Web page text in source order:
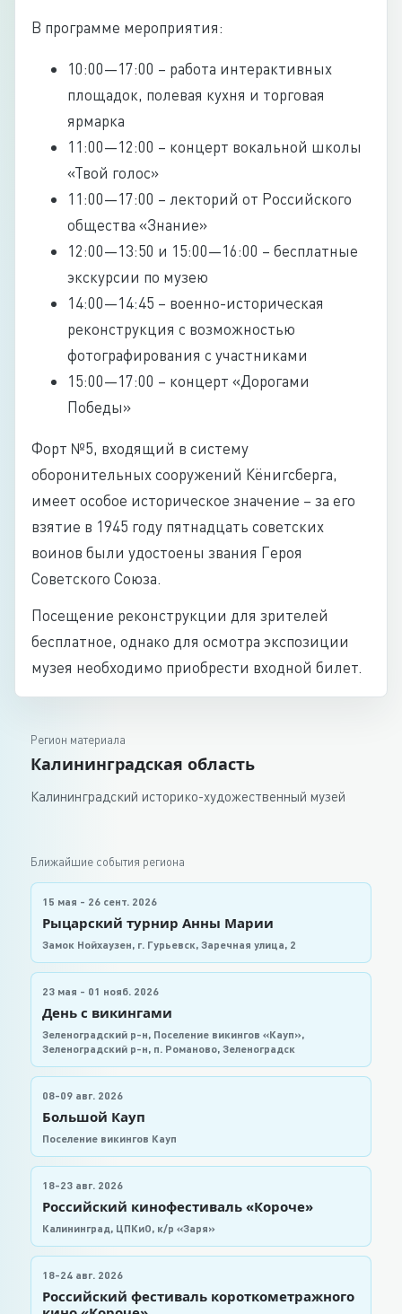
В программе мероприятия:
10:00—17:00 – работа интерактивных
площадок, полевая кухня и торговая
ярмарка
11:00—12:00 – концерт вокальной школы
«Твой голос»
11:00—17:00 – лекторий от Российского
общества «Знание»
12:00—13:50 и 15:00—16:00 – бесплатные
экскурсии по музею
14:00—14:45 – военно-историческая
реконструкция с возможностью
фотографирования с участниками
15:00—17:00 – концерт «Дорогами
Победы»
Форт №5, входящий в систему
оборонительных сооружений Кёнигсберга,
имеет особое историческое значение – за его
взятие в 1945 году пятнадцать советских
воинов были удостоены звания Героя
Советского Союза.
Посещение реконструкции для зрителей
бесплатное, однако для осмотра экспозиции
музея необходимо приобрести входной билет.
Регион материала
Калининградская область
Калининградский историко-художественный музей
Ближайшие события региона
15 мая - 26 сент. 2026
Рыцарский турнир Анны Марии
Замок Нойхаузен, г. Гурьевск, Заречная улица, 2
23 мая - 01 нояб. 2026
День с викингами
Зеленоградский р-н, Поселение викингов «Кауп»,
Зеленоградский р-н, п. Романово, Зеленоградск
08-09 авг. 2026
Большой Кауп
Поселение викингов Кауп
18-23 авг. 2026
Российский кинофестиваль «Короче»
Калининград, ЦПКиО, к/р «Заря»
18-24 авг. 2026
Российский фестиваль короткометражного